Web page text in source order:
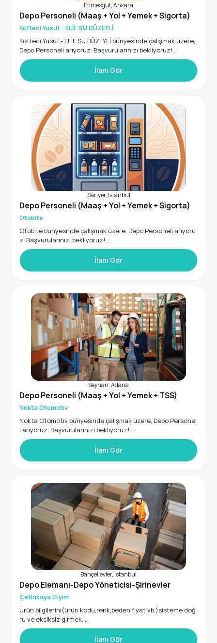
İstenen Yetenek ve Uzmanlıklar
• En az lise mezunu
• Tercihen Mağazacılık sektöründe DEPO/STOK KONTROL d
• Tercihen NEBİM WINNER programını kullanabilen
• Ürün giriş/çıkış hareketlerini sistem üzerinde yapabilecek
• Ürün kabul, stok sayım konularında tecrübeli
• Ekip çalışmasına yatkın
• İletişimi güçlü, insan ilişkilerinde başarılı
Etimesgut, Ankara
Depo Personeli (Maaş + Yol + Yemek + Sigorta)
Köfteci Yusuf - ELİF SU DÜZEYLİ
Köfteci Yusuf - ELİF SU DÜZEYLİ bünyesinde çalışmak üzere,
Depo Personeli arıyoruz. Başvurularınızı bekliyoruz!
• 18 - 45 yaş aralığında
İlanı Gör
Sarıyer, İstanbul
Depo Personeli (Maaş + Yol + Yemek + Sigorta)
Otobite
Otobite bünyesinde çalışmak üzere, Depo Personeli arıyoru
z. Başvurularınızı bekliyoruz!
• 20 - 40 yaş aralığında
• Erkek adaylar
• AKTİF ARAÇ KULLABİLEN(ARAÇ
İlanı Gör
Seyhan, Adana
Depo Personeli (Maaş + Yol + Yemek + TSS)
Nokta Otomotiv
Nokta Otomotiv bünyesinde çalışmak üzere, Depo Personel
i arıyoruz. Başvurularınızı bekliyoruz!
İlanı Gör
Bahçelievler, İstanbul
Depo Elemanı-Depo Yöneticisi-Şirinevler
Çetinkaya Giyim
Ürün bilgilerini(ürün kodu,renk,beden,fiyat vb.)sisteme doğ
ru ve eksiksiz girmek.
Ürün stok ve stok bilgilerini güncellemek.
İlanı Gör